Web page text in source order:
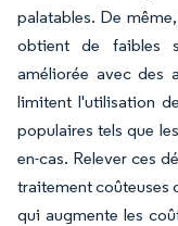
palatables. De
obtient de faibles
améliorée avec des
limitent l'utilisation
populaires tels que
en-cas. Relever ces
traitement coûteuses
qui augmente les